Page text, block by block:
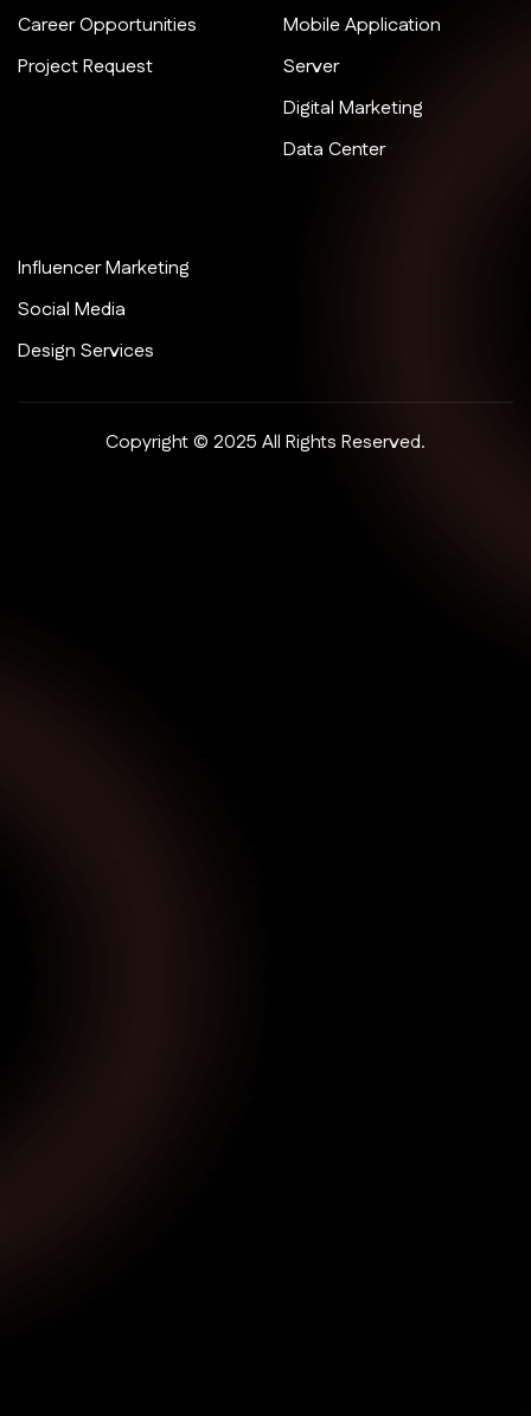
Career Opportunities
Project Request
Mobile Application
Server
Digital Marketing
Data Center
Influencer Marketing
Social Media
Design Services
Copyright © 2025 All Rights Reserved.